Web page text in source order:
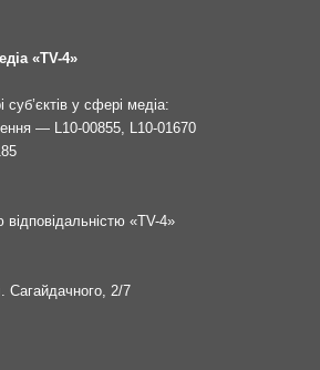
«TV-4»
суб’єктів у сфері медіа:
— L10-00855, L10-01670
«TV-4»
Сагайдачного, 2/7